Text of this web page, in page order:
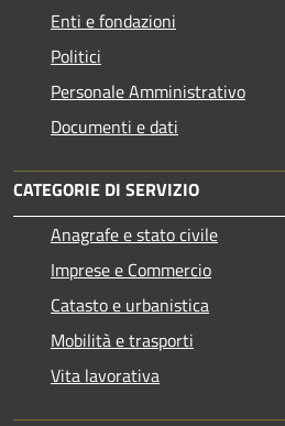
Enti e fondazioni
Politici
Personale Amministrativo
Documenti e dati
CATEGORIE DI SERVIZIO
Anagrafe e stato civile
Imprese e Commercio
Catasto e urbanistica
Mobilità e trasporti
Vita lavorativa